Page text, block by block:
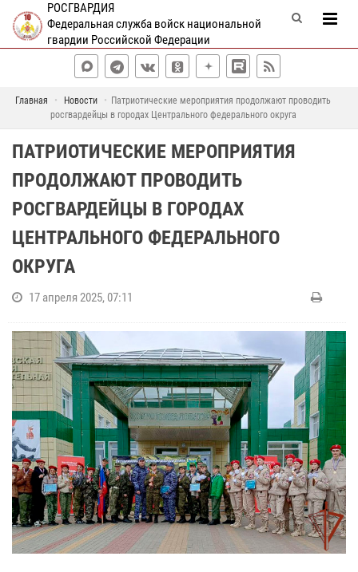
РОСГВАРДИЯ
Федеральная служба войск национальной
гвардии Российской Федерации
Главная Новости
Патриотические мероприятия продолжают проводить
росгвардейцы в городах Центрального федерального округа
ПАТРИОТИЧЕСКИЕ МЕРОПРИЯТИЯ
ПРОДОЛЖАЮТ ПРОВОДИТЬ
РОСГВАРДЕЙЦЫ В ГОРОДАХ
ЦЕНТРАЛЬНОГО ФЕДЕРАЛЬНОГО
ОКРУГА
17 апреля 2025, 07:11